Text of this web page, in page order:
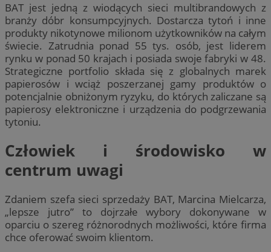
BAT jest jedną z wiodących sieci multibrandowych z
branży dóbr konsumpcyjnych. Dostarcza tytoń i inne
produkty nikotynowe milionom użytkowników na całym
świecie. Zatrudnia ponad 55 tys. osób, jest liderem
rynku w ponad 50 krajach i posiada swoje fabryki w 48.
Strategiczne portfolio składa się z globalnych marek
papierosów i wciąż poszerzanej gamy produktów o
potencjalnie obniżonym ryzyku, do których zaliczane są
papierosy elektroniczne i urządzenia do podgrzewania
tytoniu.
Człowiek i środowisko w
centrum uwagi
Zdaniem szefa sieci sprzedaży BAT, Marcina Mielcarza,
„lepsze jutro” to dojrzałe wybory dokonywane w
oparciu o szereg różnorodnych możliwości, które firma
chce oferować swoim klientom.